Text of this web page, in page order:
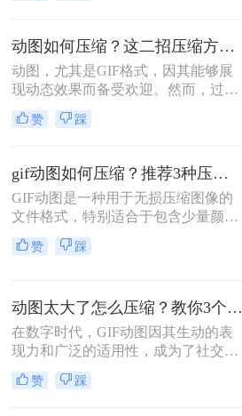
方法。
动图如何压缩？这二招压缩方法值得看！
动图，尤其是GIF格式，因其能够展
现动态效果而备受欢迎。然而，过大
的动图文件可能会占用较多存储空
间，影响网页加载速度。因此，压缩
何压缩呢？本文将介绍两种动图压缩
的方法。
赞 踩
gif动图如何压缩？推荐3种压缩方法
GIF动图是一种用于无损压缩图像的
文件格式，特别适合于包含少量颜色
且需要动画效果的图像。然而，过大
的GIF文件会占用更多的存储空间，
缩呢？本文将介绍三种GIF动图压缩
的方法。
赞 踩
动图太大了怎么压缩？教你3个压缩方法！
在数字时代，GIF动图因其生动的表
现力和广泛的适用性，成为了社交媒
体、网页设计、即时通讯等多个领域
的宠儿。然而，随着图像质量的提升
赞 踩